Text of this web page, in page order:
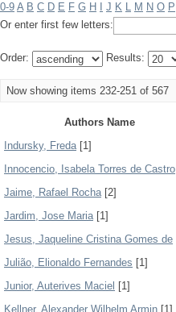
0-9 A B C D E F G H J K L M N O P
Or enter first few letters:
Order: Results:
Now showing items 232-251 of 567
Authors Name
Indursky, Freda[1]
Innocencio, Isabela Torres de Castro
Jaime, Rafael Rocha[2]
Jardim, Jose Maria[1]
Jesus, Jaqueline Cristina Gomes de
Julião, Elionaldo Fernandes [1]
Junior, Auterives Maciel [1]
Kellner, Alexander Wilhelm Armin [1]